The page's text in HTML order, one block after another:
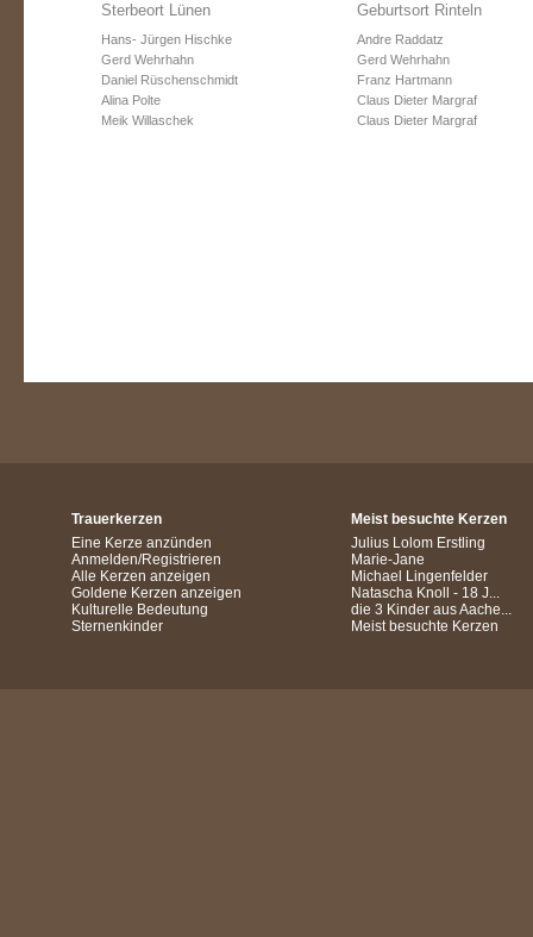
Sterbeort Lünen
Hans- Jürgen Hischke
Gerd Wehrhahn
Daniel Rüschenschmidt
Alina Polte
Meik Willaschek
Geburtsort Rinteln
Andre Raddatz
Gerd Wehrhahn
Franz Hartmann
Claus Dieter Margraf
Claus Dieter Margraf
Trauerkerzen
Eine Kerze anzünden
Anmelden/Registrieren
Alle Kerzen anzeigen
Goldene Kerzen anzeigen
Kulturelle Bedeutung
Sternenkinder
Meist besuchte Kerzen
Julius Lolom Erstling
Marie-Jane
Michael Lingenfelder
Natascha Knoll - 18 J...
die 3 Kinder aus Aache...
Meist besuchte Kerzen